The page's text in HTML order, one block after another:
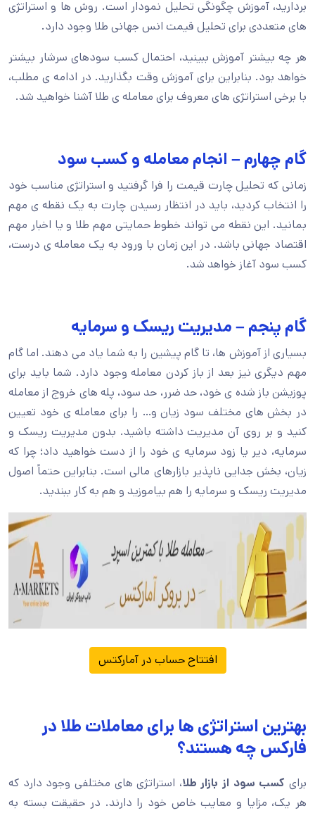
بردارید، آموزش چگونگی تحلیل نمودار است. روش ها و استراتژی
های متعددی برای تحلیل قیمت انس جهانی طلا وجود دارد.
هر چه بیشتر آموزش ببینید، احتمال کسب سودهای سرشار بیشتر
خواهد بود. بنابراین برای آموزش وقت بگذارید. در ادامه ی مطلب،
با برخی استراتژی های معروف برای معامله ی طلا آشنا خواهید شد.
گام چهارم – انجام معامله و کسب سود
زمانی که تحلیل چارت قیمت را فرا گرفتید و استراتژی مناسب خود
را انتخاب کردید، باید در انتظار رسیدن چارت به یک نقطه ی مهم
بمانید. این نقطه می تواند خطوط حمایتی مهم طلا و یا اخبار مهم
اقتصاد جهانی باشد. در این زمان با ورود به یک معامله ی درست،
کسب سود آغاز خواهد شد.
گام پنجم – مدیریت ریسک و سرمایه
بسیاری از آموزش ها، تا گام پیشین را به شما یاد می دهند. اما گام
مهم دیگری نیز بعد از باز کردن معامله وجود دارد. شما باید برای
پوزیشن باز شده ی خود، حد ضرر، حد سود، پله های خروج از معامله
در بخش های مختلف سود زیان و… را برای معامله ی خود تعیین
کنید و بر روی آن مدیریت داشته باشید. بدون مدیریت ریسک و
سرمایه، دیر یا زود سرمایه ی خود را از دست خواهید داد؛ چرا که
زیان، بخش جدایی ناپذیر بازارهای مالی است. بنابراین حتماً اصول
مدیریت ریسک و سرمایه را هم بیاموزید و هم به کار ببندید.
افتتاح حساب در آمارکتس
بهترین استراتژی ها برای معاملات طلا در
فارکس چه هستند؟
برای کسب سود از بازار طلا، استراتژی های مختلفی وجود دارد که
هر یک، مزایا و معایب خاص خود را دارند. در حقیقت بسته به